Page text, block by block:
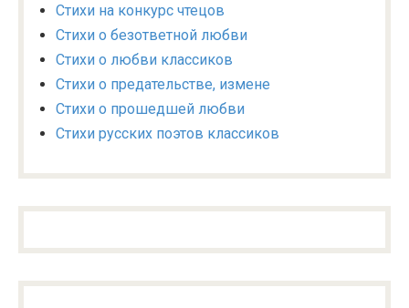
Стихи на конкурс чтецов
Стихи о безответной любви
Стихи о любви классиков
Стихи о предательстве, измене
Стихи о прошедшей любви
Стихи русских поэтов классиков